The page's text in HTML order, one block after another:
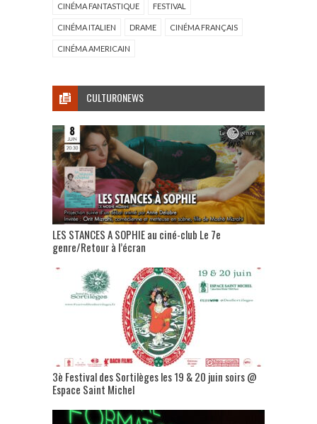
CINÉMA FANTASTIQUE FESTIVAL
CINÉMA ITALIEN DRAME CINÉMA FRANÇAIS
CINÉMA AMERICAIN
CULTURONEWS
LES STANCES A SOPHIE au ciné-club Le 7e
genre/Retour à l’écran
3è Festival des Sortilèges les 19 & 20 juin soirs @
Espace Saint Michel